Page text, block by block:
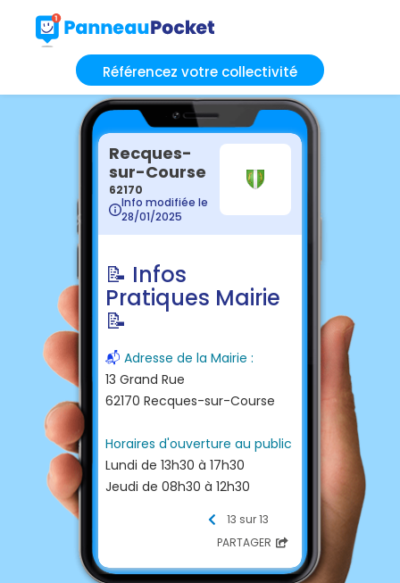
Référencez votre collectivité
Recques-
sur-Course
62170
Info modifiée le
28/01/2025
📝 Infos
Pratiques Mairie
📝
📬 Adresse de la Mairie :
13 Grand Rue
62170 Recques-sur-Course
Horaires d'ouverture au public
Lundi de 13h30 à 17h30
Jeudi de 08h30 à 12h30
Contacter la Mairie :
03 21 90 78 47
13 sur 13
PARTAGER